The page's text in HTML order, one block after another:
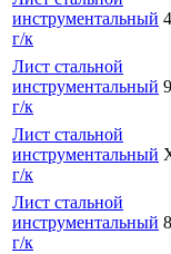
инструментальный
г/к
Лист стальной
инструментальный
г/к
Лист стальной
инструментальный
г/к
Лист стальной
инструментальный
г/к